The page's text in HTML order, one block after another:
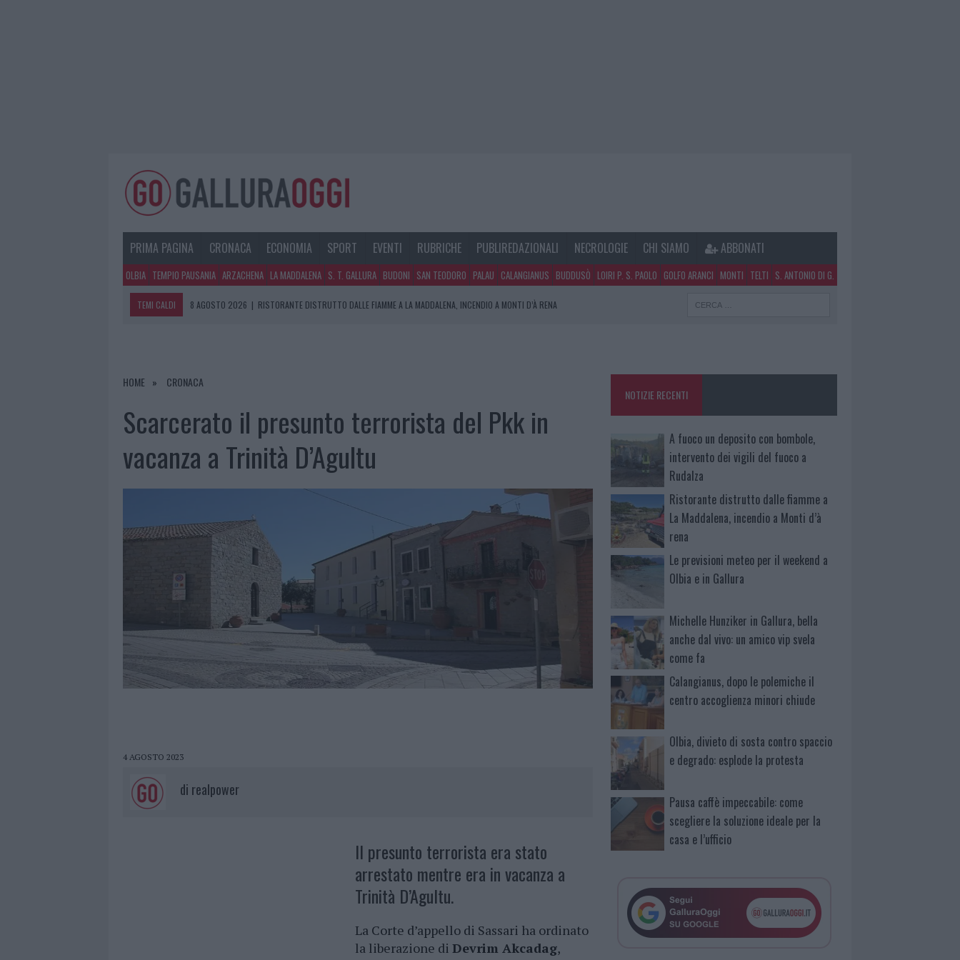
PRIMA PAGINA CRONACA ECONOMIA SPORT EVENTI RUBRICHE PUBLIREDAZIONALI NECROLOGIE CHI SIAMO ABBONATI
OLBIA TEMPIO PAUSANIA ARZACHENA LA MADDALENA S. T. GALLURA BUDONI SAN TEODORO PALAU CALANGIANUS BUDDUSÒ LOIRI P. S. PAOLO GOLFO ARANCI MONTI TELTI S. ANTONIO DI G.
TEMI CALDI 8 AGOSTO 2026 | RISTORANTE DISTRUTTO DALLE FIAMME A LA MADDALENA, INCENDIO A MONTI D’À RENA
7 AGOSTO 2026
|
HOME CRONACA
Scarcerato il presunto terrorista del Pkk in
vacanza a Trinità D’Agultu
4 AGOSTO 2023
di realpower
Il presunto terrorista era stato
arrestato mentre era in vacanza a
Trinità D’Agultu.
La Corte d’appello di Sassari ha ordinato
la liberazione di Devrim Akcadag,
NOTIZIE RECENTI
A fuoco un deposito con bombole,
intervento dei vigili del fuoco a
Rudalza
Ristorante distrutto dalle fiamme a
La Maddalena, incendio a Monti d’à
rena
Le previsioni meteo per il weekend a
Olbia e in Gallura
Michelle Hunziker in Gallura, bella
anche dal vivo: un amico vip svela
come fa
Calangianus, dopo le polemiche il
centro accoglienza minori chiude
Olbia, divieto di sosta contro spaccio
e degrado: esplode la protesta
Pausa caffè impeccabile: come
scegliere la soluzione ideale per la
casa e l’ufficio